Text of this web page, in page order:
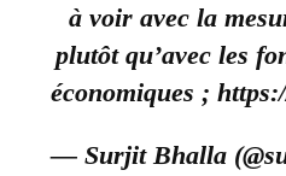
à voir avec la
plutôt qu’avec les
économiques ;
— Surjit Bhalla